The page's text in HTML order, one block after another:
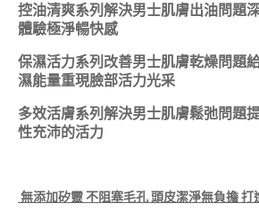
控油清爽系列解決男士肌膚出油問題
體驗極淨暢快感
保濕活力系列改善男士肌膚乾燥問題
濕能量重現臉部活力光采
多效活膚系列解決男士肌膚鬆弛問題
性充沛的活力
無添加矽靈不阻塞毛孔頭皮潔淨無負擔打